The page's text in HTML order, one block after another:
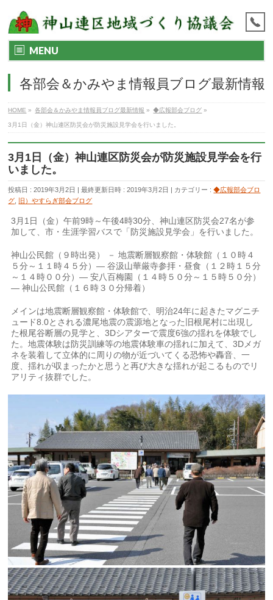
MENU
各部会＆かみやま情報員ブログ最新情報
HOME » 各部会＆かみやま情報員ブログ最新情報 » ◆広報部会ブログ »
3月1日（金）神山連区防災会が防災施設見学会を行いました。
3月1日（金）神山連区防災会が防災施設見学会を行
いました。
投稿日 : 2019年3月2日 最終更新日時 : 2019年3月2日 カテゴリー :◆広報部会ブロ
グ
旧）やすらぎ部会ブログ
3月1日（金）午前9時～午後4時30分、神山連区防災会27名が参
加して、市・生涯学習バスで「防災施設見学会」を行いました。
神山公民館（９時出発） － 地震断層観察館・体験館（１０時４
５分～１１時４５分）― 谷汲山華厳寺参拝・昼食（１２時１５分
～１４時００分）― 安八百梅園（１４時５０分～１５時５０分）
― 神山公民館（１６時３０分帰着）
メインは地震断層観察館・体験館で、明治24年に起きたマグニチ
ュード8.0とされる濃尾地震の震源地となった旧根尾村に出現し
た根尾谷断層の見学と、3Dシアターで震度6強の揺れを体験でし
た。地震体験は防災訓練等の地震体験車の揺れに加えて、3Dメガ
ネを装着して立体的に周りの物が近づいてくる恐怖や轟音、一
度、揺れが収まったかと思うと再び大きな揺れが起こるものでリ
アリティ抜群でした。